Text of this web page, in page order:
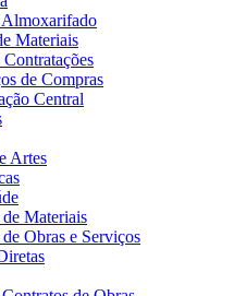
Almoxarifado
Materiais
de Compras
Central
Artes
Materiais
Obras e Serviços